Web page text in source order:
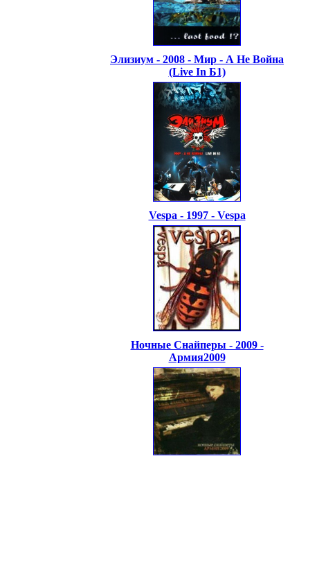
Элизиум - 2008 - Мир - А Не Война
(Live In Б1)
Vespa - 1997 - Vespa
Ночные Снайперы - 2009 -
Армия2009